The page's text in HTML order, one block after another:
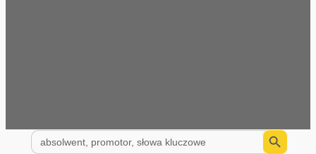
Search
for:
Search Button